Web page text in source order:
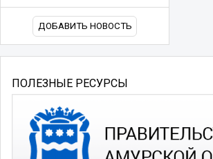
ДОБАВИТЬ НОВОСТЬ
ПОЛЕЗНЫЕ РЕСУРСЫ